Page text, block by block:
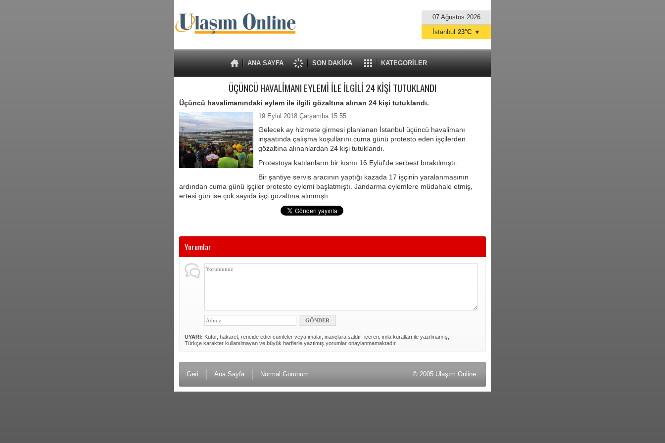
07 Ağustos 2026
ANA SAYFA SON DAKİKA KATEGORİLER
İstanbul 23°C ▼
ÜÇÜNCÜ HAVALİMANI EYLEMİ İLE İLGİLİ 24 KİŞİ TUTUKLANDI
Üçüncü havalimanındaki eylem ile ilgili gözaltına alınan 24 kişi tutuklandı.
19 Eylül 2018 Çarşamba 15:55
Gelecek ay hizmete girmesi planlanan İstanbul üçüncü havalimanı
inşaatında çalışma koşullarını cuma günü protesto eden işçilerden
gözaltına alınanlardan 24 kişi tutuklandı.
Protestoya katılanların bir kısmı 16 Eylül'de serbest bırakılmıştı.
Bir şantiye servis aracının yaptığı kazada 17 işçinin yaralanmasının
ardından cuma günü işçiler protesto eylemi başlatmıştı. Jandarma eylemlere müdahale etmiş,
ertesi gün ise çok sayıda işçi gözaltına alınmıştı.
Yorumlar
UYARI: Küfür, hakaret, rencide edici cümleler veya imalar, inançlara saldırı içeren, imla kuralları ile yazılmamış,
Türkçe karakter kullanılmayan ve büyük harflerle yazılmış yorumlar onaylanmamaktadır.
Geri Ana Sayfa Normal Görünüm © 2005 Ulaşım Online